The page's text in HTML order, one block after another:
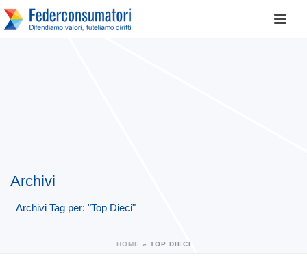
Archivi
Archivi Tag per: "Top Dieci"
HOME » TOP DIECI